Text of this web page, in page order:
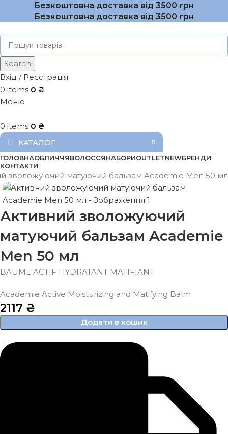
Безкоштовна доставка від 3500 грн
Безкоштовна доставка від 3500 грн
Search
Вхід / Реєстрація
0 items 0 ₴
Меню
0 items 0 ₴
КАТАЛОГ
ГОЛОВНАОБЛИЧЧЯВОЛОССЯНАБОРИOUTLETNEWБРЕНДИ
КОНТАКТИ
зволожуючий матуючий бальзам Academie Men 50 мл
Активний зволожуючий
матуючий бальзам Academie
Men 50 мл
BAUME ACTIF HYDRATANT MATIFIANT
Academie Active Moisturizing and Matifying Balm
2117 ₴
Додати в кошик